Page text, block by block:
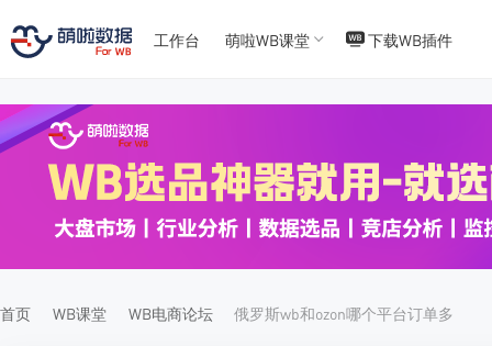
45
工作台 萌啦WB课堂 下载WB插件
首页 WB课堂 WB电商论坛 俄罗斯wb和ozon哪个平台订单多